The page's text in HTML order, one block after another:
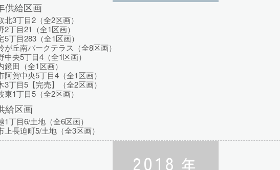
供給区画
3丁目2（全2区画）
丁目21（全1区画）
丁目283（全1区画）
丘南パークテラス（全8区画）
央5丁目4（全1区画）
田（全1区画）
賀中央5丁目4（全1区画）
丁目5【完売】（全2区画）
1丁目5（全2区画）
給区画
丁目6/土地（全6区画）
長迫町5/土地（全3区画）
2018 年